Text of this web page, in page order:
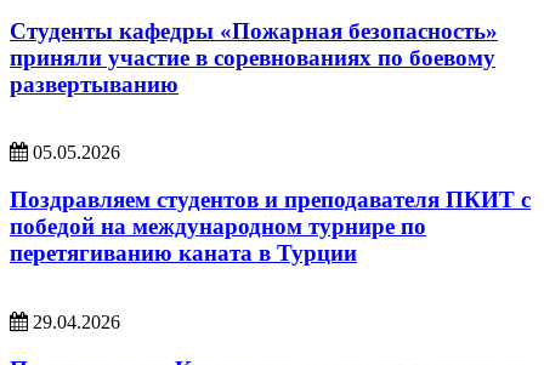
Студенты кафедры «Пожарная безопасность»
приняли участие в соревнованиях по боевому
развертыванию
05.05.2026
Поздравляем студентов и преподавателя ПКИТ с
победой на международном турнире по
перетягиванию каната в Турции
29.04.2026